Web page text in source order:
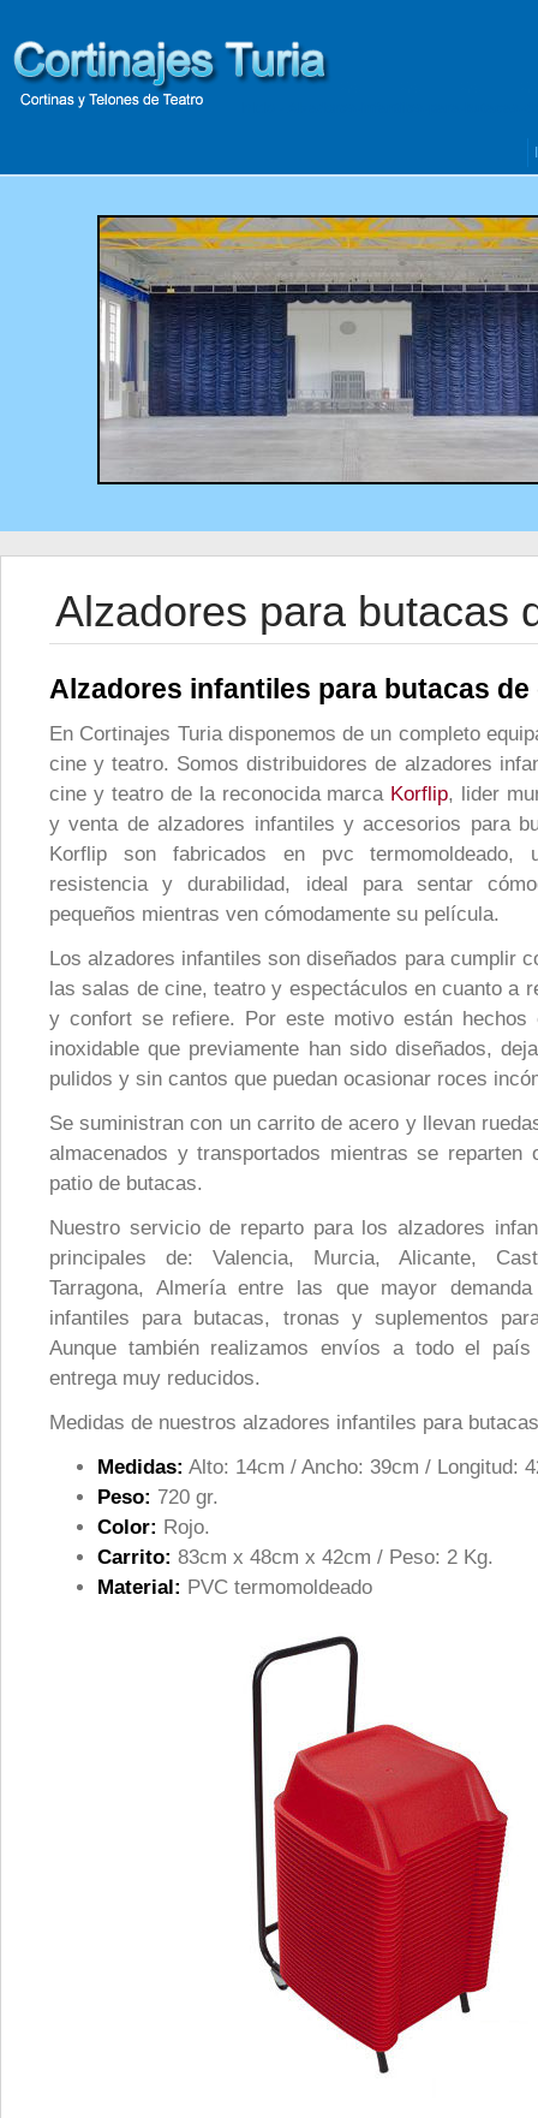
Alzadores para butacas
Alzadores infantiles para butacas de
En Cortinajes Turia disponemos de un completo
cine y teatro. Somos distribuidores de alzadores
cine y teatro de la reconocida marca Korflip, lider
y venta de alzadores infantiles y accesorios para
Korflip son fabricados en pvc termomoldeado,
resistencia y durabilidad, ideal para sentar
pequeños mientras ven cómodamente su película.
Los alzadores infantiles son diseñados para cumplir
las salas de cine, teatro y espectáculos en cuanto a
y confort se refiere. Por este motivo están hechos
inoxidable que previamente han sido diseñados,
pulidos y sin cantos que puedan ocasionar roces
Se suministran con un carrito de acero y llevan
almacenados y transportados mientras se reparten
patio de butacas.
Nuestro servicio de reparto para los alzadores
principales de: Valencia, Murcia, Alicante,
Tarragona, Almería entre las que mayor
infantiles para butacas, tronas y suplementos
Aunque también realizamos envíos a todo el
entrega muy reducidos.
Medidas de nuestros alzadores infantiles para
Medidas: Alto: 14cm / Ancho: 39cm / Longitud:
Peso: 720 gr.
Color: Rojo.
Carrito: 83cm x 48cm x 42cm / Peso: 2 Kg.
Material: PVC termomoldeado